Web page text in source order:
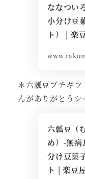
ななつい
小分け豆
ト） | 楽
＊六瓢豆プチギ
んがありがとう
六瓢豆（
め）-無
分け豆菓
ト | 楽豆